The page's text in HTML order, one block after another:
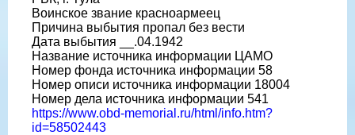
Воинское звание красноармеец
Причина выбытия пропал без вести
Дата выбытия __.04.1942
Название источника информации ЦАМО
Номер фонда источника информации 58
Номер описи источника информации 18004
Номер дела источника информации 541
https://www.obd-memorial.ru/html/info.htm?
id=58502443